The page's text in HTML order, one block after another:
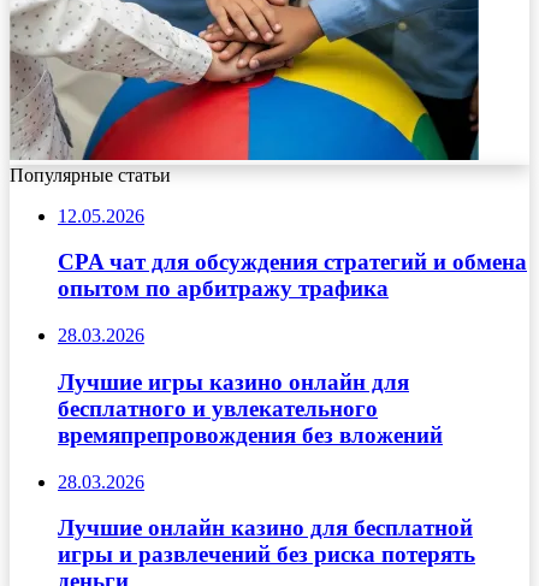
Популярные статьи
12.05.2026
CPA чат для обсуждения стратегий и обмена
опытом по арбитражу трафика
28.03.2026
Лучшие игры казино онлайн для
бесплатного и увлекательного
времяпрепровождения без вложений
28.03.2026
Лучшие онлайн казино для бесплатной
игры и развлечений без риска потерять
деньги